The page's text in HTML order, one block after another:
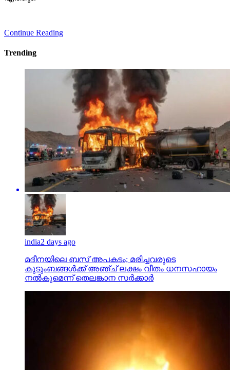
Continue Reading
Trending
india2 days ago
മദീനയിലെ ബസ് അപകടം; മരിച്ചവരുടെ
കുടുംബങ്ങള്‍ക്ക് അഞ്ച് ലക്ഷം വീതം ധനസഹായം
നല്‍കുമെന്ന് തെലങ്കാന സര്‍ക്കാര്‍